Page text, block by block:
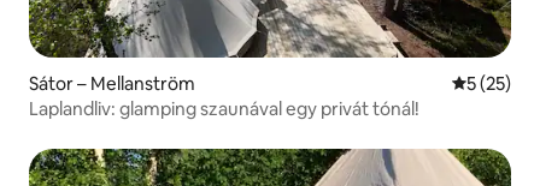
Sátor – Mellanström Átlagos
5 (25)
Laplandliv: glamping szaunával egy privát tónál!